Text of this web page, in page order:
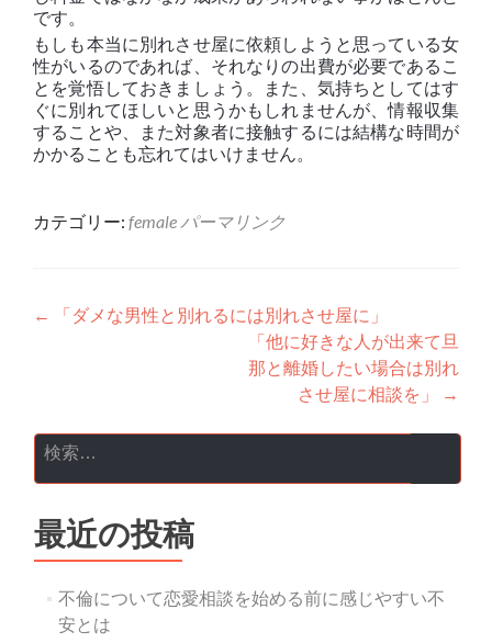
です。
もしも本当に別れさせ屋に依頼しようと思っている女
性がいるのであれば、それなりの出費が必要であるこ
とを覚悟しておきましょう。また、気持ちとしてはす
ぐに別れてほしいと思うかもしれませんが、情報収集
することや、また対象者に接触するには結構な時間が
かかることも忘れてはいけません。
カテゴリー: female パーマリンク
投稿ナビゲーション
←
「ダメな男性と別れるには別れさせ屋に」
「他に好きな人が出来て旦
那と離婚したい場合は別れ
させ屋に相談を」
→
検索:
最近の投稿
不倫について恋愛相談を始める前に感じやすい不
安とは